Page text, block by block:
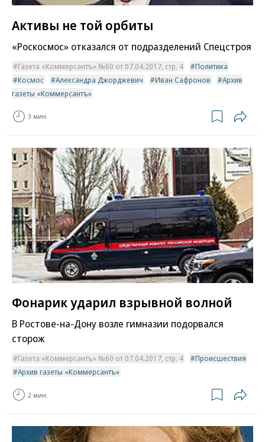
Активы не той орбиты
«Роскосмос» отказался от подразделений Спецстроя
Газета «Коммерсантъ» №60 от 07.04.2017, стр. 4
Политика
Космос
Александра Джорджевич Иван Сафронов
Архив
газеты «Коммерсантъ»
3 мин.
Фонарик ударил взрывной волной
В Ростове-на-Дону возле гимназии подорвался
сторож
Газета «Коммерсантъ» №60 от 07.04.2017, стр. 4
Происшествия
Архив газеты «Коммерсантъ»
2 мин.